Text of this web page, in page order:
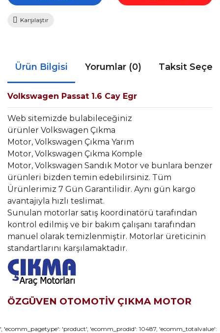
Karşılaştır
Ürün Bilgisi Yorumlar (0) Taksit
Volkswagen Passat 1.6 Cay Egr
Web sitemizde bulabileceğiniz
ürünler Volkswagen Çıkma
Motor, Volkswagen Çıkma Yarım
Motor, Volkswagen Çıkma Komple
Motor, Volkswagen Sandık Motor ve bunlara benzer
ürünleri bizden temin edebilirsiniz. Tüm
Ürünlerimiz 7 Gün Garantilidir. Aynı gün kargo
avantajıyla hızlı teslimat.
Sunulan motorlar satış koordinatörü tarafından
kontrol edilmiş ve bir bakım çalışanı tarafından
manuel olarak temizlenmiştir. Motorlar üreticinin
standartlarını karşılamaktadır.
ÖZGÜVEN OTOMOTİV ÇIKMA MOTOR
Bu ürünün fiyat bilgisi, resim, ürün açıklamalarında ve diğer
', 'ecomm_pagetype': 'product', 'ecomm_prodid': 10487, 'ecomm_totalvalue':